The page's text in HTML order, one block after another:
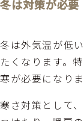
冬は対策が必要
冬は外気温が低
たくなります。
寒が必要になりま
寒さ対策として